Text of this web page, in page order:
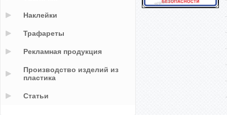
Наклейки
Трафареты
Рекламная продукция
Производство изделий из
пластика
Статьи